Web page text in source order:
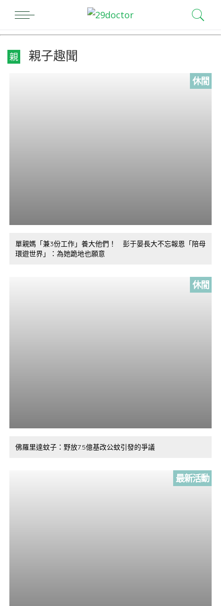
親 親子趣聞
休閒
單親媽「兼3份工作」養大他們！ 彭于晏長大不忘報恩「陪母
環遊世界」：為她跪地也願意
休閒
佛羅里達蚊子：野放7.5億基改公蚊引發的爭議
最新活動